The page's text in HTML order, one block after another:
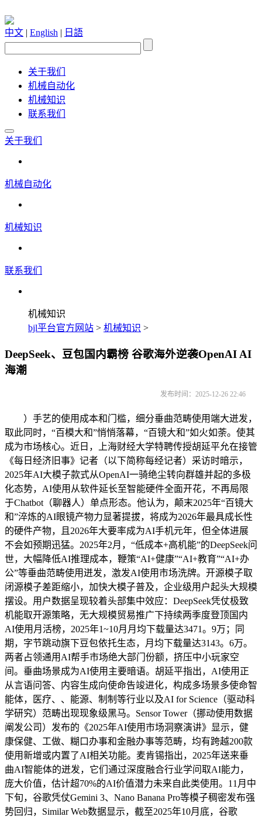
中文 | English | 日語
关于我们
机械自动化
机械知识
联系我们
关于我们
机械自动化
机械知识
联系我们
机械知识
bjl平台官方网站 > 机械知识 >
DeepSeek、豆包国内霸榜 谷歌海外逆袭OpenAI AI
海潮
发布时间：2025-12-26 22:46
）手艺的使用成本和门槛，细分垂曲范畴使用端大迸发，
取此同时，“百模大和”悄悄落幕，“百镜大和”如火如荼。使其
成为市场核心。近日，上海财经大学特聘传授胡延平允在接管
《每日经济旧事》记者（以下简称每经记者）采访时暗示，
2025年AI大模子款式从OpenAI一骑绝尘转向群雄并起的多极
化态势，AI使用从软件延长至智能硬件全面开花，不再局限
于Chatbot（聊器人）单点形态。他认为，颠末2025年“百镜大
和”淬炼的AI眼镜产物力显著提拔，将成为2026年最具成长性
的硬件产物，且2026年大要率成为AI手机元年，但全体进展
不会如预期迅猛。2025年2月，“低成本+高机能”的DeepSeek问
世，大幅降低AI推理成本，鞭策“AI+健康”“AI+教育”“AI+办
公”等垂曲范畴使用迸发，激发AI使用市场洗牌。开源模子取
闭源模子差距缩小，加快大模子普及，企业级用户起头大规模
摆设。用户数据呈现较着头部集中效应：DeepSeek凭仗极致
机能取开源策略，无大规模贸易推广下持续两季度登顶国内
AI使用月活榜，2025年1~10月月均下载量达3471。9万；同
期，字节跳动旗下豆包依托生态，月均下载量达3143。6万。
两者占领通用AI帮手市场绝大部门份额，挤压中小玩家空
间。垂曲场景成为AI使用主要暗语。胡延平指出，AI使用正
从言语问答、内容生成向使命告竣进化，构成多场景多使命智
能体，医疗、、能源、制制等行业以及AI for Science（驱动科
学研究）范畴出现现象级黑马。Sensor Tower（挪动使用数据
阐发公司）发布的《2025年AI使用市场洞察演讲》显示，健
康保健、工做、糊口办事和金融办事等范畴，均有跨越200款
使用新增或内置了AI相关功能。麦肯锡指出，2025年送来垂
曲AI智能体的迸发，它们通过深度融合行业学问取AI能力，
庞大价值，估计超70%的AI价值潜力未来自此类使用。11月中
下旬，谷歌凭仗Gemini 3、Nano Banana Pro等模子稠密发布强
势回归，Similar Web数据显示，截至2025年10月底，谷歌